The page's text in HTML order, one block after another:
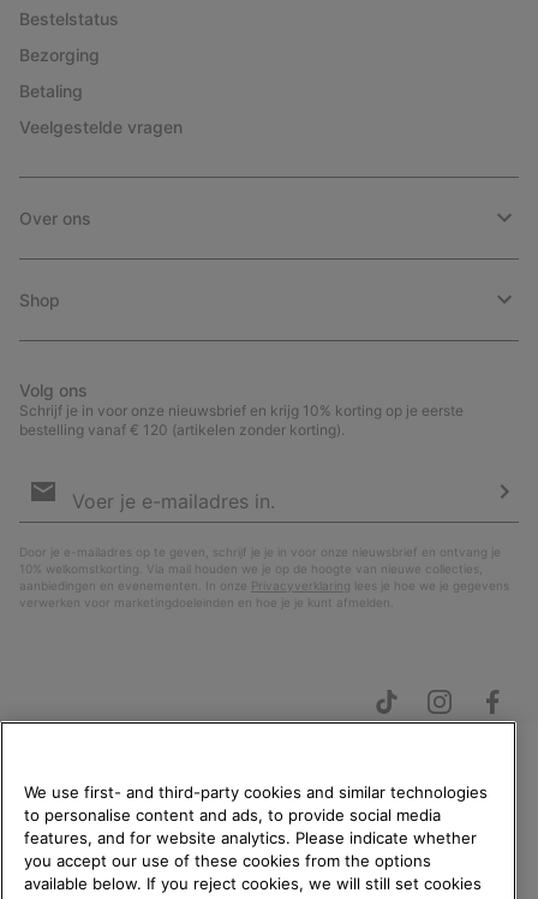
Bestelstatus
Bezorging
Betaling
Veelgestelde vragen
Over ons
Shop
Volg ons
Schrijf je in voor onze nieuwsbrief en krijg 10% korting op je eerste
bestelling vanaf € 120 (artikelen zonder korting).
voor
Door je e-mailadres op te geven, schrijf je je in voor onze nieuwsbrief en ontvang je
10% welkomstkorting. Via mail houden we je op de hoogte van nieuwe collecties,
aanbiedingen en evenementen. In onze Privacyverklaring lees je hoe we je gegevens
verwerken voor marketingdoeleinden en hoe je je kunt afmelden.
Nederland (Nederlands) | English ›
© 2026 SOREL. All rights reserved.
WELKOM BIJ SOREL.
SELECTEER JE
VERZENDLOCATIE.
Online shoppen beschikbaar
We use first- and third-party cookies and similar technologies
to personalise content and ads, to provide social media
features, and for website analytics. Please indicate whether
you accept our use of these cookies from the options
available below. If you reject cookies, we will still set cookies